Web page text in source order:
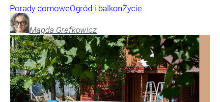
Porady domoweOgród i balkonŻycie
Magda Grefkowicz